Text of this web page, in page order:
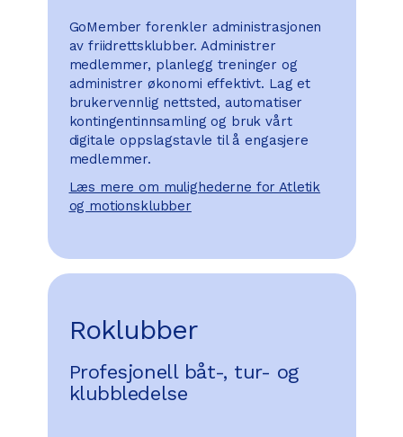
GoMember forenkler administrasjonen
av friidrettsklubber. Administrer
medlemmer, planlegg treninger og
administrer økonomi effektivt. Lag et
brukervennlig nettsted, automatiser
kontingentinnsamling og bruk vårt
digitale oppslagstavle til å engasjere
medlemmer.
Læs mere om mulighederne for Atletik
og motionsklubber
Roklubber
Profesjonell båt-, tur- og
klubbledelse